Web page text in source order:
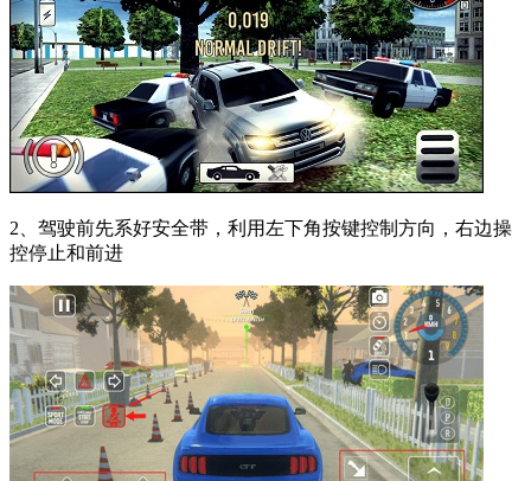
2、驾驶前先系好安全带，利用左下角按键控制方向，右边操
控停止和前进